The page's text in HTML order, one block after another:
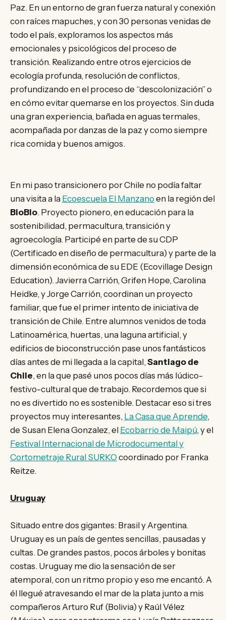
Paz. En un entorno de gran fuerza natural y conexión
con raíces mapuches, y con 30 personas venidas de
todo el país, exploramos los aspectos más
emocionales y psicológicos del proceso de
transición. Realizando entre otros ejercicios de
ecología profunda, resolución de conflictos,
profundizando en el proceso de “descolonización” o
en cómo evitar quemarse en los proyectos. Sin duda
una gran experiencia, bañada en aguas termales,
acompañada por danzas de la paz y como siempre
rica comida y buenos amigos.
En mi paso transicionero por Chile no podía faltar
una visita a la Ecoescuela El Manzano en la región del
BioBio. Proyecto pionero, en educación para la
sostenibilidad, permacultura, transición y
agroecología. Participé en parte de su CDP
(Certificado en diseño de permacultura) y parte de la
dimensión económica de su EDE (Ecovillage Design
Education). Javierra Carrión, Grifen Hope, Carolina
Heidke, y Jorge Carrión, coordinan un proyecto
familiar, que fue el primer intento de iniciativa de
transición de Chile. Entre alumnos venidos de toda
Latinoamérica, huertas, una laguna artificial, y
edificios de bioconstrucción pase unos fantásticos
días antes de mi llegada a la capital, Santiago de
Chile, en la que pasé unos pocos días más lúdico-
festivo-cultural que de trabajo. Recordemos que si
no es divertido no es sostenible. Destacar eso si tres
proyectos muy interesantes, La Casa que Aprende,
de Susan Elena Gonzalez, el Ecobarrio de Maipú, y el
Festival Internacional de Microdocumental y
Cortometraje Rural SURKO coordinado por Franka
Reitze.
Uruguay
Situado entre dos gigantes: Brasil y Argentina.
Uruguay es un país de gentes sencillas, pausadas y
cultas. De grandes pastos, pocos árboles y bonitas
costas. Uruguay me dio la sensación de ser
atemporal, con un ritmo propio y eso me encantó. A
él llegué atravesando el mar de la plata junto a mis
compañeros Arturo Ruf (Bolivia) y Raúl Vélez